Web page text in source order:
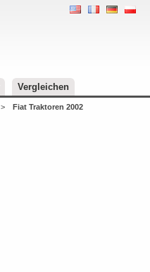
Vergleichen
> Fiat Traktoren 2002